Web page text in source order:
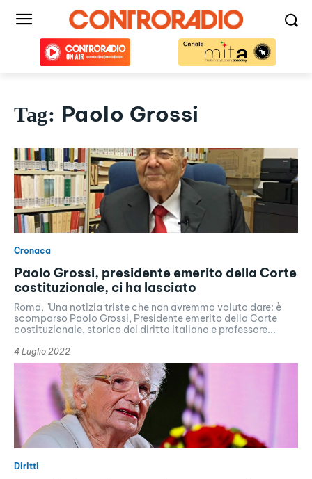
Tag: Paolo Grossi
Cronaca
Paolo Grossi, presidente emerito della Corte
costituzionale, ci ha lasciato
Roma, "Una notizia triste che non avremmo voluto dare: è
scomparso Paolo Grossi, Presidente emerito della Corte
costituzionale, storico del diritto italiano e professore...
4 Luglio 2022
Diritti